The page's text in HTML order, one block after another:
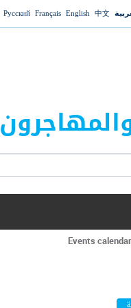
Jump to navigation
中文
English
Français
Русский
Events calendar